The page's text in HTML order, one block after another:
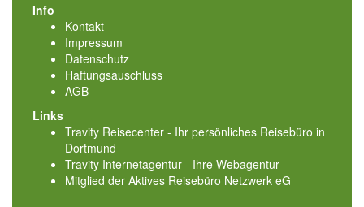
Info
Kontakt
Impressum
Datenschutz
Haftungsauschluss
AGB
Links
Travity Reisecenter - Ihr persönliches Reisebüro in
Dortmund
Travity Internetagentur - Ihre Webagentur
Mitglied der Aktives Reisebüro Netzwerk eG